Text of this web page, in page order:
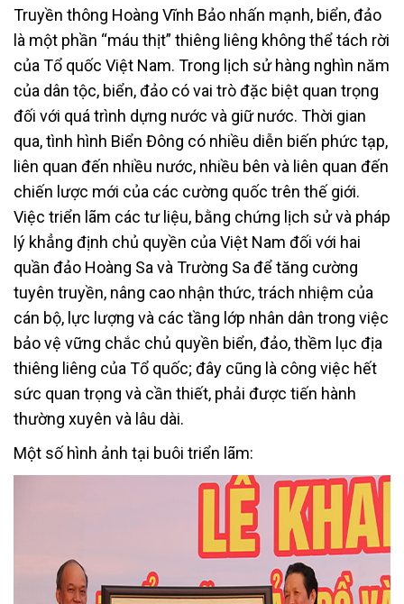
Truyền thông Hoàng Vĩnh Bảo nhấn mạnh, biển, đảo
là một phần “máu thịt” thiêng liêng không thể tách rời
của Tổ quốc Việt Nam. Trong lịch sử hàng nghìn năm
của dân tộc, biển, đảo có vai trò đặc biệt quan trọng
đối với quá trình dựng nước và giữ nước. Thời gian
qua, tình hình Biển Đông có nhiều diễn biến phức tạp,
liên quan đến nhiều nước, nhiều bên và liên quan đến
chiến lược mới của các cường quốc trên thế giới.
Việc triển lãm các tư liệu, bằng chứng lịch sử và pháp
lý khẳng định chủ quyền của Việt Nam đối với hai
quần đảo Hoàng Sa và Trường Sa để tăng cường
tuyên truyền, nâng cao nhận thức, trách nhiệm của
cán bộ, lực lượng và các tầng lớp nhân dân trong việc
bảo vệ vững chắc chủ quyền biển, đảo, thềm lục địa
thiêng liêng của Tổ quốc; đây cũng là công việc hết
sức quan trọng và cần thiết, phải được tiến hành
thường xuyên và lâu dài.
Một số hình ảnh tại buôi triển lãm: